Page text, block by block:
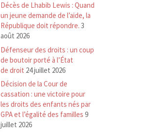
Décès de Lhabib Lewis : Quand
un jeune demande de l’aide, la
République doit répondre. 3
août 2026
Défenseur des droits : un coup
de boutoir porté à l’État
de droit 24 juillet 2026
Décision de la Cour de
cassation : une victoire pour
les droits des enfants nés par
GPA et l’égalité des familles 9
juillet 2026